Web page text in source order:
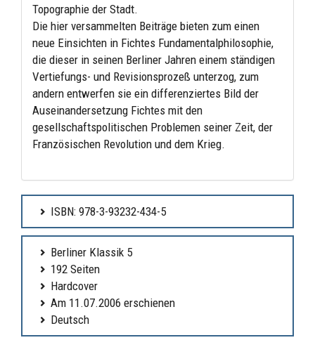
Topographie der Stadt.
Die hier versammelten Beiträge bieten zum einen
neue Einsichten in Fichtes Fundamentalphilosophie,
die dieser in seinen Berliner Jahren einem ständigen
Vertiefungs- und Revisionsprozeß unterzog, zum
andern entwerfen sie ein differenziertes Bild der
Auseinandersetzung Fichtes mit den
gesellschaftspolitischen Problemen seiner Zeit, der
Französischen Revolution und dem Krieg.
ISBN: 978-3-93232-434-5
Berliner Klassik 5
192 Seiten
Hardcover
Am 11.07.2006 erschienen
Deutsch